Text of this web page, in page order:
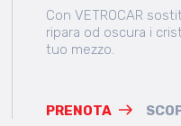
Con VETROCAR
ripara od oscura i
tuo mezzo.
PRENOTA